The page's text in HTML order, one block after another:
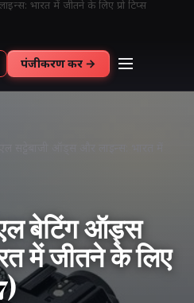
भारत में जीतने के लिए प्रो टिप्स
पंजीकरण करें →
बेटिंग ऑड्स
में जीतने के लिए